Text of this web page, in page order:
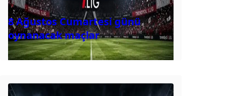
8 Ağustos Cumartesi günü
oynanacak maçlar